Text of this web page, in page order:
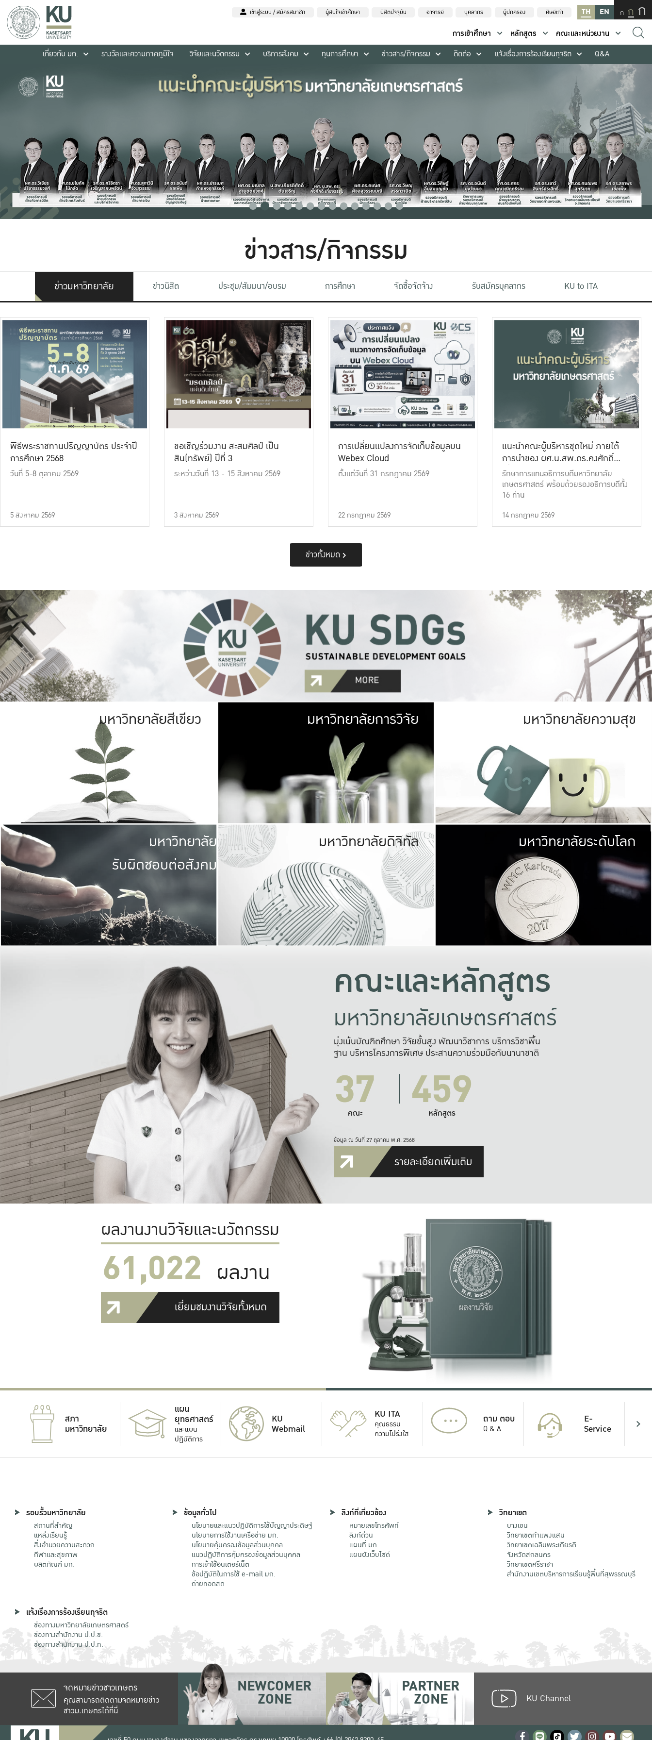
เข้าสู่ระบบ / สมัครสมาชิก ผู้สนใจเข้าศึกษา นิสิตปัจจุบัน อาจารย์ บุคลากร ผู้ปกครอง ศิษย์เก่า TH EN ก ก ก
การเข้าศึกษา หลักสูตร
คณะและหน่วยงาน
เกี่ยวกับ มก.
รางวัลและความภาคภูมิใจ วิจัยและนวัตกรรม บริการสังคม ทุนการศึกษา ข่าวสาร/กิจกรรม ติดต่อ แจ้งเรื่องการร้องเรียนทุจริต Q&A
ข่าวสาร/กิจกรรม
ข่าวมหาวิทยาลัย ข่าวนิสิต ประชุม/สัมมนา/อบรม การศึกษา จัดซื้อจัดจ้าง รับสมัครบุคลากร KU to ITA
พิธีพระราชทานปริญญาบัตร ประจำปี
การศึกษา 2568
วันที่ 5-8 ตุลาคม 2569
5 สิงหาคม 2569
ขอเชิญร่วมงาน สะสมศิลป์ เป็น
สิน(ทรัพย์) ปีที่ 3
ระหว่างวันที่ 13 - 15 สิงหาคม 2569
3 สิงหาคม 2569
การเปลี่ยนแปลงการจัดเก็บข้อมูลบน
Webex Cloud
ตั้งแต่วันที่ 31 กรกฎาคม 2569
22 กรกฎาคม 2569
แนะนำคณะผู้บริหารชุดใหม่ ภายใต้
การนำของ ผศ.น.สพ.ดร.คงศักดิ์
เที่ยงธรรม
รักษาการแทนอธิการบดีมหาวิทยาลัย
เกษตรศาสตร์ พร้อมด้วยรองอธิการบดีทั้ง
16 ท่าน
14 กรกฎาคม 2569
ข่าวทั้งหมด
มหาวิทยาลัยสีเขียว มหาวิทยาลัย
เกษตรศาสตร์ มีพื้นที่เขียวสดใส หนาแน่น
เป็นป่าในเมือง (URBAN FOREST)
เกษตรในเมือง (URBAN AGRICULTURE)
ที่นับรวมกันได้ประมาณ 1,400 ไร่
มหาวิทยาลัยการวิจัย มหาวิทยาลัย
ให้กับประชาชน
มหาวิทยาลัยความสุข
มหาวิทยาลัย
รับผิดชอบต่อสังคม
มหาวิทยาลัยรับผิดชอบต่อสังคม
ร่วมมือกับชุมชน เพื่อความกินดีอยู่ดี
และความสุขอย่างยั่งยืน
มองปัญหาในภาพกว้าง
แก้ไขจากปัญหาจุดเล็กๆ
มหาวิทยาลัยดิจิทัล มหาวิทยา
พร้อมที่จ
และผลักดันในการใช้ระบบส
เพื่อการทำงานแ
มหาวิทยาลัยระดับโลก
คณะและหลักสูตร
มหาวิทยาลัยเกษตรศาสตร์
มุ่งเน้นบัณฑิตศึกษา วิจัยขั้นสูง พัฒนาวิชาการ บริการวิชาพื้น
ฐาน บริหารโครงการพิเศษ ประสานความร่วมมือกับนานาชาติ
37
คณะ 459
หลักสูตร
ข้อมูล ณ วันที่ 27 ตุลาคม พ.ศ. 2568
รายละเอียดเพิ่มเติม
ผลงานงานวิจัยและนวัตกรรม
61,022 ผลงาน
เยี่ยมชมงานวิจัยทั้งหมด
สภา
มหาวิทยาลัย
แผน
ยุทธศาสตร์
และแผน
ปฏิบัติการ
KU
Webmail
KU ITA
คุณธรรม
ความโปร่งใส
... ถาม ตอบ
Q & A
E-
Service
รอบรั้วมหาวิทยาลัย
สถานที่สำคัญ
แหล่งเรียนรู้
สิ่งอำนวยความสะดวก
กีฬาและสุขภาพ
ผลิตภัณฑ์ มก.
ข้อมูลทั่วไป
นโยบายและแนวปฏิบัติการใช้ปัญญาประดิษฐ์
นโยบายการใช้งานเครือข่าย มก.
นโยบายคุ้มครองข้อมูลส่วนบุคคล
แนวปฏิบัติการคุ้มครองข้อมูลส่วนบุคคล
การเข้าใช้อินเตอร์เน็ต
ข้อปฏิบัติในการใช้ e-mail มก.
ถ่ายทอดสด
ลิงก์ที่เกี่ยวข้อง
หมายเลขโทรศัพท์
ลิงก์ด่วน
แผนที่ มก.
แผนผังเว็บไซต์
วิทยาเขต
บางเขน
วิทยาเขตกําแพงแสน
วิทยาเขตเฉลิมพระเกียรติ
จังหวัดสกลนคร
วิทยาเขตศรีราชา
สำนักงานเขตบริหารการเรียนรู้พื้นที่สุพรรณบุรี
แจ้งเรื่องการร้องเรียนทุจริต
ช่องทางมหาวิทยาลัยเกษตรศาสตร์
ช่องทางสำนักงาน ป.ป.ช.
ช่องทางสำนักงาน ป.ป.ท.
จดหมายข่าวชาวเกษตร
คุณสามารถติดตามจดหมายข่าว
ชาวม.เกษตรได้ที่นี่
NEWCOMER
ZONE
PARTNER
ZONE KU Channel